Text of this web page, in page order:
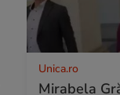
Unica.ro
Mirabela